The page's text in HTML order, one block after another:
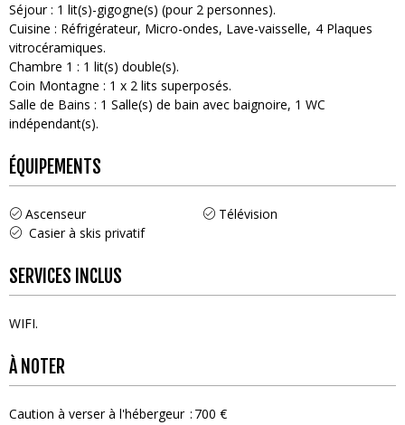
Séjour: 1 lit(s)-gigogne(s) (pour 2 personnes)
Cuisine : Réfrigérateur Micro-ondes Lave-vaisselle 4 Plaques
vitrocéramiques
Chambre 1 : 1 lit(s) double(s)
Coin Montagne : 1 x 2 lits superposés
Salle de Bains : 1 Salle(s) de bain avec baignoire 1 WC
indépendant(s)
ÉQUIPEMENTS
Ascenseur
Télévision
Casier à skis privatif
SERVICES INCLUS
WIFI
À NOTER
Caution à verser à l'hébergeur 700 €